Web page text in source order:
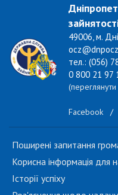
49006, м.
тел.: (056)
0 800 21 97
(переглянути
Facebook /
Поширені запитання
Корисна інформація для
Історії успіху